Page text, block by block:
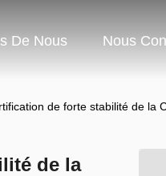
De Nous Nous
de forte stabilité de la
de la